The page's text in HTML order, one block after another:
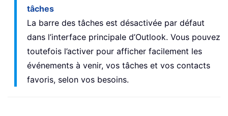
tâches
La barre des tâches est désactivée par défaut
dans l’interface principale d’Outlook. Vous pouvez
toutefois l’activer pour afficher facilement les
événements à venir, vos tâches et vos contacts
favoris, selon vos besoins.